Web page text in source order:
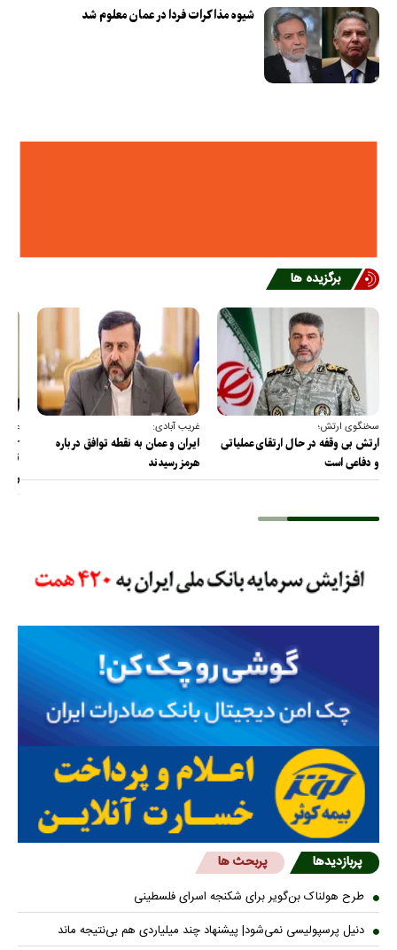
شیوه مذاکرات فردا در عمان معلوم شد
برگزیده ها
سخنگوی ارتش؛
ارتش بی وقفه در حال ارتقای عملیاتی
و دفاعی است
غریب آبادی:
ایران و عمان به نقطه توافق درباره
هرمز رسیدند
عضو
را
پربازدیدها پربحث ها
طرح هولناک بن‌گویر برای شکنجه اسرای فلسطینی
دنیل پرسپولیسی نمی‌شود| پیشنهاد چند میلیاردی هم بی‌نتیجه ماند